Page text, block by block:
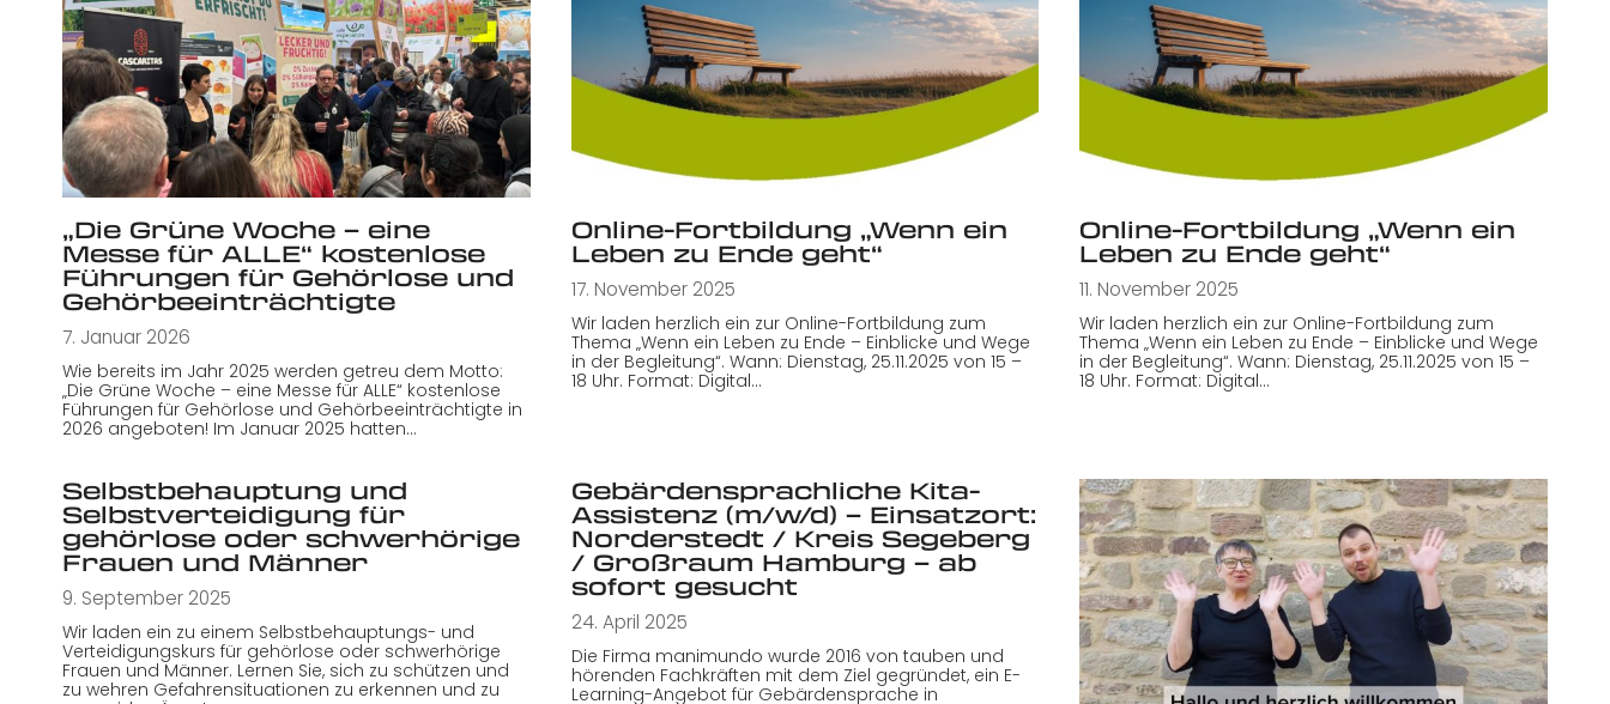
„Die Grüne Woche – eine
Messe für ALLE“ kostenlose
Führungen für Gehörlose und
Gehörbeeinträchtigte
7. Januar 2026
Wie bereits im Jahr 2025 werden getreu dem Motto:
„Die Grüne Woche – eine Messe für ALLE“ kostenlose
Führungen für Gehörlose und Gehörbeeinträchtigte in
2026 angeboten! Im Januar 2025 hatten…
Online-Fortbildung „Wenn ein
Leben zu Ende geht“
17. November 2025
Wir laden herzlich ein zur Online-Fortbildung zum
Thema „Wenn ein Leben zu Ende – Einblicke und Wege
in der Begleitung“. Wann: Dienstag, 25.11.2025 von 15 –
18 Uhr. Format: Digital…
Online-Fortbildung „Wenn ein
Leben zu Ende geht“
11. November 2025
Wir laden herzlich ein zur Online-Fortbildung zum
Thema „Wenn ein Leben zu Ende – Einblicke und Wege
in der Begleitung“. Wann: Dienstag, 25.11.2025 von 15 –
18 Uhr. Format: Digital…
Selbstbehauptung und
Selbstverteidigung für
gehörlose oder schwerhörige
Frauen und Männer
9. September 2025
Wir laden ein zu einem Selbstbehauptungs- und
Verteidigungskurs für gehörlose oder schwerhörige
Frauen und Männer. Lernen Sie, sich zu schützen und
zu wehren Gefahrensituationen zu erkennen und zu
Gebärdensprachliche Kita-
Assistenz (m/w/d) – Einsatzort:
Norderstedt / Kreis Segeberg
/ Großraum Hamburg – ab
sofort gesucht
24. April 2025
Die Firma manimundo wurde 2016 von tauben und
hörenden Fachkräften mit dem Ziel gegründet, ein E-
Learning-Angebot für Gebärdensprache in